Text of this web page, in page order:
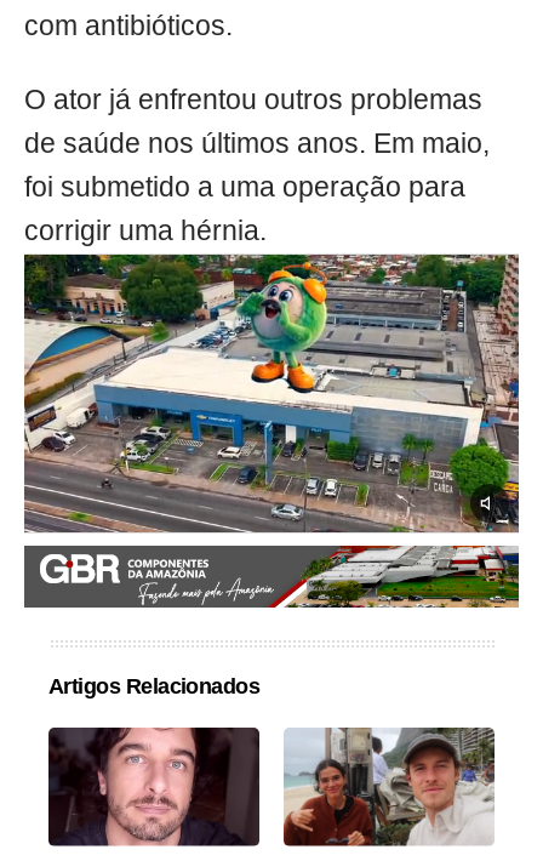
com antibióticos.
O ator já enfrentou outros problemas
de saúde nos últimos anos. Em maio,
foi submetido a uma operação para
corrigir uma hérnia.
Artigos Relacionados